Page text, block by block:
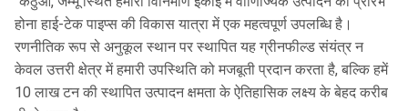
होना हाई-टेक पाइप्स की विकास यात्रा में एक महत्वपूर्ण उपलब्धि है।
रणनीतिक रूप से अनुकूल स्थान पर स्थापित यह ग्रीनफील्ड संयंत्र न
केवल उत्तरी क्षेत्र में हमारी उपस्थिति को मजबूती प्रदान करता है, बल्कि हमें
10 लाख टन की स्थापित उत्पादन क्षमता के ऐतिहासिक लक्ष्य के बेहद करीब